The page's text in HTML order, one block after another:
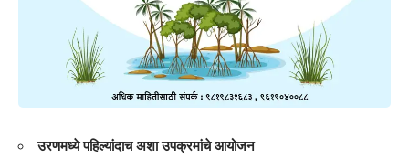
उरणमध्ये पहिल्यांदाच अशा उपक्रमांचे आयोजन